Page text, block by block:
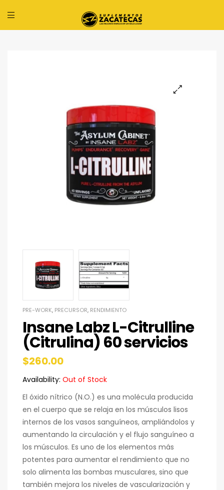
PRE-WORK, PRECURSOR, RENDIMIENTO
Insane Labz L-Citrulline
(Citrulina) 60 servicios
$260.00
Availability: Out of Stock
El óxido nítrico (N.O.) es una molécula producida
en el cuerpo que se relaja en los músculos lisos
internos de los vasos sanguíneos, ampliándolos y
aumentando la circulación y el flujo sanguíneo a
los músculos. Es uno de los elementos más
potentes para aumentar el rendimiento que no
solo alimenta las bombas musculares, sino que
también mejora los niveles de vascularización y